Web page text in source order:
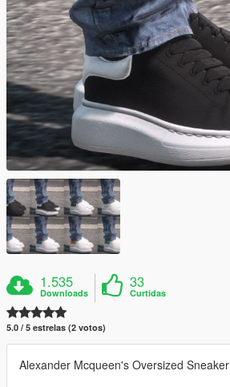
1.535
Downloads
33
Curtidas
5.0 / 5 estrelas (2 votos)
Alexander Mcqueen's Oversized Sneaker